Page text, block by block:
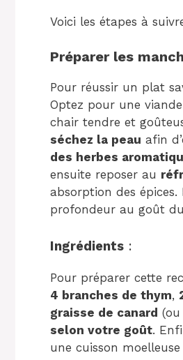
Voici les étapes à
Préparer les
Pour réussir un plat
Optez pour une
chair tendre et
séchez la peau afin
des herbes
ensuite reposer au
absorption des épices.
profondeur au goût
Ingrédients :
Pour préparer cette
4 branches de thym,
graisse de canard (ou
selon votre goût.
une cuisson